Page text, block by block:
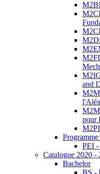
and
pour
PEI -
Catalogue 2020 -
Bachelor
BS -